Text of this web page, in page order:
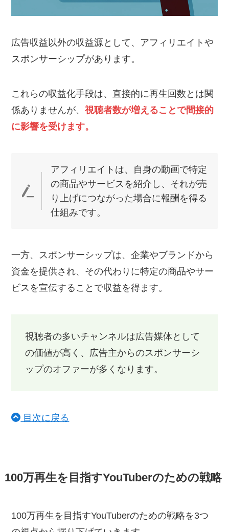
広告収益以外の収益源として、アフィリエイトや
スポンサーシップがあります。
これらの収益化手段は、直接的に再生回数とは関
係ありませんが、視聴者数が増えることで間接的
に影響を受けます。
アフィリエイトは、自身の動画で特定
の商品やサービスを紹介し、それが売
り上げにつながった場合に報酬を得る
仕組みです。
一方、スポンサーシップは、企業やブランドから
資金を提供され、その代わりに特定の商品やサー
ビスを宣伝することで収益を得ます。
視聴者の多いチャンネルは広告媒体として
の価値が高く、広告主からのスポンサーシ
ップのオファーが多くなります。
目次に戻る
100万再生を目指すYouTuberのための戦略
100万再生を目指すYouTuberのための戦略を3つ